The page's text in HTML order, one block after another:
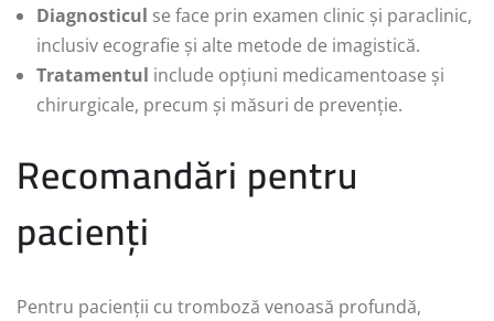
Diagnosticul se face prin examen clinic și paraclinic,
inclusiv ecografie și alte metode de imagistică.
Tratamentul include opțiuni medicamentoase și
chirurgicale, precum și măsuri de prevenție.
Recomandări pentru
pacienți
Pentru pacienții cu tromboză venoasă profundă,